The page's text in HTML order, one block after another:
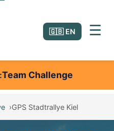
🇬🇧 EN ☰
Team Challenge
GPS Stadtrallye Kiel